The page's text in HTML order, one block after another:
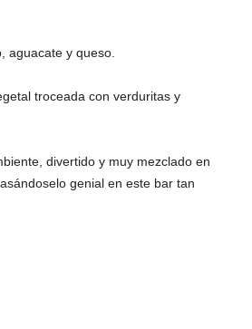
aguacate y queso.
troceada con verduritas y
divertido y muy mezclado en
genial en este bar tan